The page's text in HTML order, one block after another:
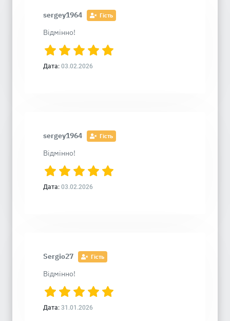
sergey1964 Гість
Відмінно!
Дата: 03.02.2026
sergey1964 Гість
Відмінно!
Дата: 03.02.2026
Sergio27 Гість
Відмінно!
Дата: 31.01.2026